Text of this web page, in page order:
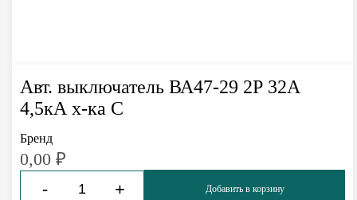
Авт. выключатель ВА47-29 2Р 32А
4,5кА х-ка С
Бренд
0,00 ₽
-
+
Добавить в корзину